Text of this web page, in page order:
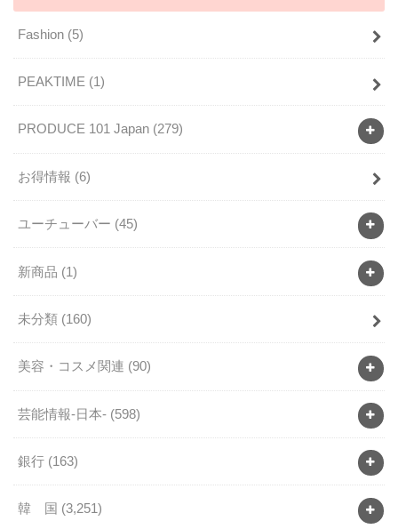
Fashion (5)
PEAKTIME (1)
PRODUCE 101 Japan (279)
お得情報 (6)
ユーチューバー (45)
新商品 (1)
未分類 (160)
美容・コスメ関連 (90)
芸能情報-日本- (598)
銀行 (163)
韓 国 (3,251)